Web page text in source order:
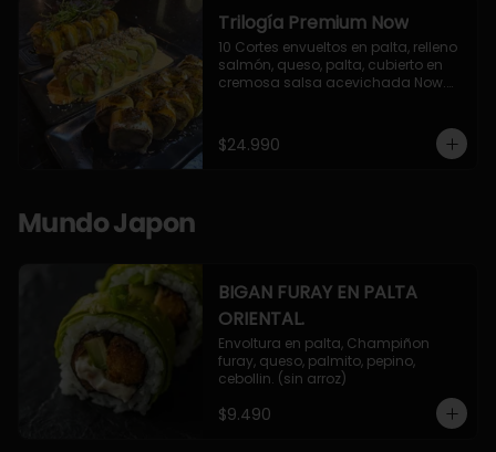
Trilogía Premium Now
10 Cortes envueltos en palta, relleno
salmón, queso, palta, cubierto en
cremosa salsa acevichada Now.
palta, cubierto con topping de
chimichurri de la casa flambeado.
$24.990
Mundo Japon
BIGAN FURAY EN PALTA
ORIENTAL.
Envoltura en palta, Champiñon
furay, queso, palmito, pepino,
cebollin. (sin arroz)
$9.490